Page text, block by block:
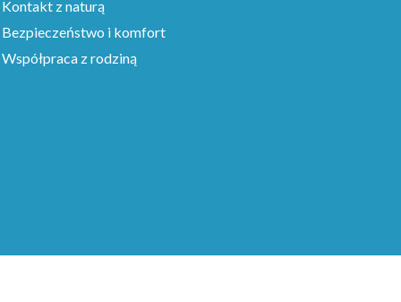
Kontakt z naturą
Bezpieczeństwo i komfort
Współpraca z rodziną